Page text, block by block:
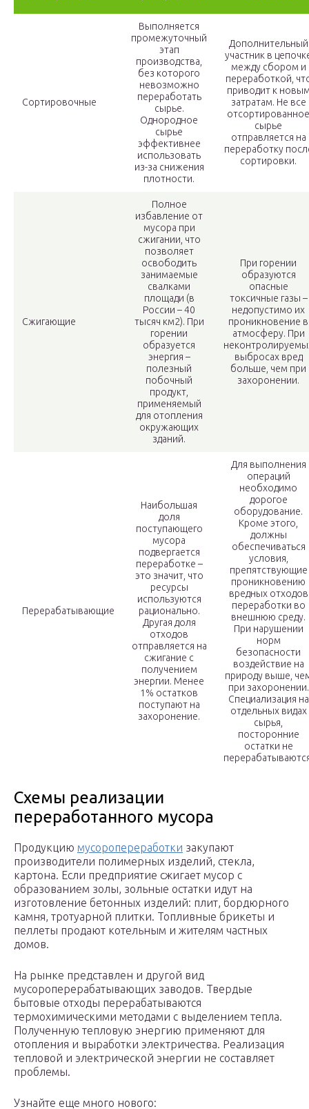
Сортировочные
Выполняется
промежуточный
этап
производства,
без которого
невозможно
переработать
сырье.
Однородное
сырье
эффективнее
использовать
из-за снижения
плотности.
Дополнительный
участник в
между сбором и
переработкой,
приводит к
затратам. Не все
отсортированное
сырье
отправляется на
переработку
сортировки.
Сжигающие
Полное
избавление от
мусора при
сжигании, что
позволяет
освободить
занимаемые
свалками
площади (в
России – 40
тысяч км2). При
горении
образуется
энергия –
полезный
побочный
продукт,
применяемый
для отопления
окружающих
зданий.
При горении
образуются
опасные
токсичные газы –
недопустимо их
проникновение в
атмосферу. При
выбросах вред
больше, чем при
захоронении.
Перерабатывающие
Наибольшая
доля
поступающего
мусора
подвергается
переработке –
это значит, что
ресурсы
используются
рационально.
Другая доля
отходов
отправляется на
сжигание с
получением
энергии. Менее
1% остатков
поступают на
захоронение.
Для выполнения
операций
необходимо
дорогое
оборудование.
Кроме этого,
должны
обеспечиваться
условия,
препятствующие
проникновению
вредных отходов
переработки во
внешнюю среду.
При нарушении
норм
безопасности
воздействие на
природу выше,
при захоронении.
Специализация на
отдельных видах
сырья,
посторонние
остатки не
Схемы реализации
переработанного мусора
Продукцию мусоропереработки закупают
производители полимерных изделий, стекла,
картона. Если предприятие сжигает мусор с
образованием золы, зольные остатки идут на
изготовление бетонных изделий: плит, бордюрного
камня, тротуарной плитки. Топливные брикеты и
пеллеты продают котельным и жителям частных
домов.
На рынке представлен и другой вид
мусороперерабатывающих заводов. Твердые
бытовые отходы перерабатываются
термохимическими методами с выделением тепла.
Полученную тепловую энергию применяют для
отопления и выработки электричества. Реализация
тепловой и электрической энергии не составляет
проблемы.
Узнайте еще много нового: